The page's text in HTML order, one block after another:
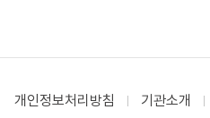
개인정보처리방침 기관소개